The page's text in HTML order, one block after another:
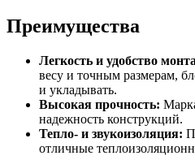
Преимущества
Легкость и удобство
весу и точным размерам,
и укладывать.
Высокая прочность:
надежность конструкций.
Тепло- и звукоизоляция:
отличные